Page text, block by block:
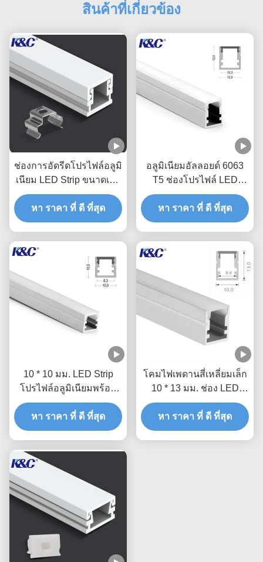
สินค้าที่เกี่ยวข้อง
ช่องการอัดรีดโปรไฟล์อลูมิ
เนียม LED Strip ขนาดเล็ก
แบบอะโนไดซ์
หา ราคา ที่ ดี ที่สุด
อลูมิเนียมอัลลอยด์ 6063
T5 ช่องโปรไฟล์ LED
พร้อม PC Diffuser Cover
หา ราคา ที่ ดี ที่สุด
10 * 10 มม. LED Strip
โปรไฟล์อลูมิเนียมพร้อม
PMMA PC Diffuser Cover
หา ราคา ที่ ดี ที่สุด
โคมไฟเพดานสี่เหลี่ยมเล็ก
10 * 13 มม. ช่อง LED
Strip พร้อม Diffuser
หา ราคา ที่ ดี ที่สุด